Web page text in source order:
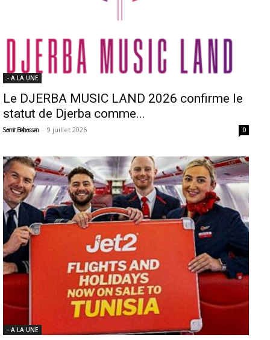
- A LA UNE
Le DJERBA MUSIC LAND 2026 confirme le
statut de Djerba comme...
Samir Belhassen - 9 juillet 2026 0
- A LA UNE